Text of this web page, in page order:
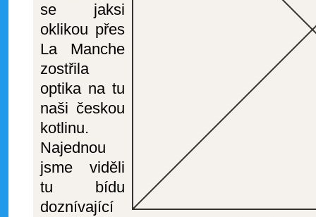
se jaksi
oklikou přes
La Manche
zostřila
optika na tu
naši českou
kotlinu.
Najednou
jsme viděli
tu bídu
doznívající